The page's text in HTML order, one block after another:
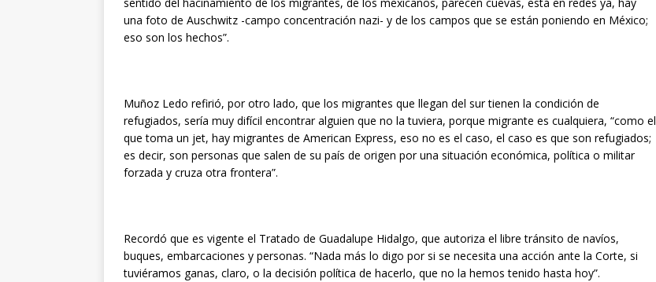
sentido del hacinamiento de los migrantes, de los mexicanos, parecen cuevas, está en redes ya, hay
una foto de Auschwitz -campo concentración nazi- y de los campos que se están poniendo en México;
eso son los hechos”.
Muñoz Ledo refirió, por otro lado, que los migrantes que llegan del sur tienen la condición de
refugiados, sería muy difícil encontrar alguien que no la tuviera, porque migrante es cualquiera, “como el
que toma un jet, hay migrantes de American Express, eso no es el caso, el caso es que son refugiados;
es decir, son personas que salen de su país de origen por una situación económica, política o militar
forzada y cruza otra frontera”.
Recordó que es vigente el Tratado de Guadalupe Hidalgo, que autoriza el libre tránsito de navíos,
buques, embarcaciones y personas. “Nada más lo digo por si se necesita una acción ante la Corte, si
tuviéramos ganas, claro, o la decisión política de hacerlo, que no la hemos tenido hasta hoy”.